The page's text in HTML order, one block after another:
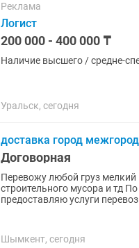
Реклама
Логист
200 000 - 400 000 ₸
Наличие высшего / средне-
Уральск, сегодня
доставка город
Договорная
Перевожу любой груз мелкий крупный строительные
строительного мусора и тд
предоставляю услуги
Шымкент, сегодня